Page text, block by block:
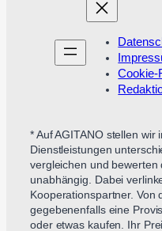
Cookie-
* Auf AGITANO stellen
Dienstleistungen
vergleichen und bewerten
unabhängig. Dabei
Kooperationspartner. Von
gegebenenfalls eine
oder etwas kaufen. Ihr